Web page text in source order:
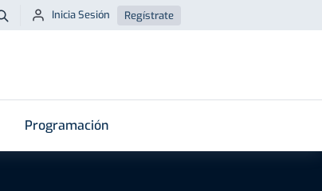
Buscar
Inicia Sesión Regístrate
Programación